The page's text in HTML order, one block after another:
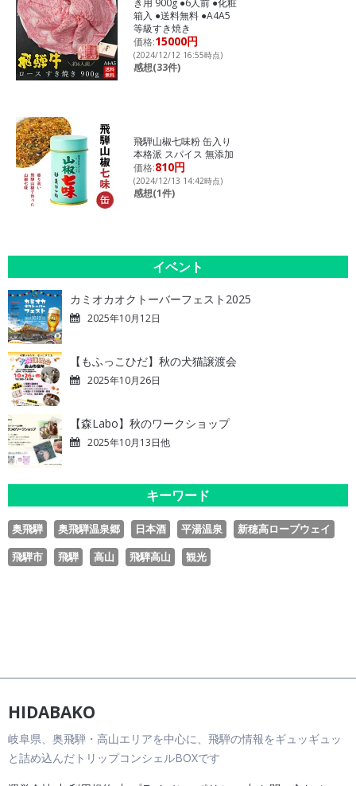
き用 900g ●6人前 ●化粧
箱入 ●送料無料 ●A4A5
等級すき焼き
価格:15000円
(2024/12/12 16:55時点)
感想(33件)
飛騨山椒七味粉 缶入り
本格派 スパイス 無添加
価格:810円
(2024/12/13 14:42時点)
感想(1件)
イベント
カミオカオクトーバーフェスト2025
2025年10月12日
【もふっこひだ】秋の犬猫譲渡会
2025年10月26日
【森Labo】秋のワークショップ
2025年10月13日他
キーワード
奥飛騨 奥飛騨温泉郷 日本酒 平湯温泉
新穂高ロープウェイ
飛騨市
飛騨 高山 飛騨高山 観光
HIDABAKO
岐阜県、奥飛騨・高山エリアを中心に、飛騨の情報をギュッギュッ
と詰め込んだトリップコンシェルBOXです